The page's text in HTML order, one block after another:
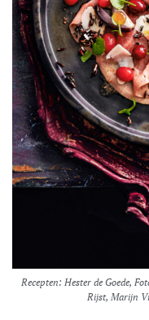
Recepten: Hester de Goede,
Rijst, Marijn